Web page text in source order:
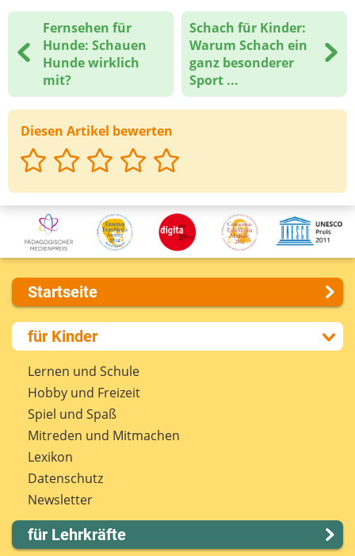
Fernsehen für
Hunde: Schauen
Hunde wirklich
mit?
Schach für Kinder:
Warum Schach ein
ganz besonderer
Sport ...
Diesen Artikel bewerten
Deine Nachricht
Startseite
Über uns
Presse
Kontakt
Impressum
Internet-ABC Sitemap
Barrierefreiheit
Länderprojekte
für Kinder
Lernen und Schule
Hobby und Freizeit
Spiel und Spaß
Mitreden und Mitmachen
Lexikon
Datenschutz
Newsletter
für Lehrkräfte